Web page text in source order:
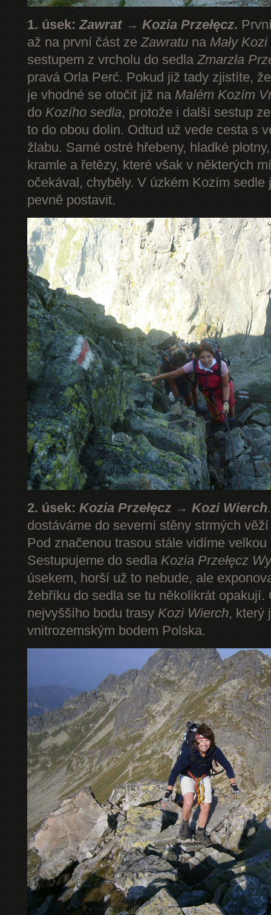
1. úsek:Zawrat → Kozia Przełęcz.
až na první část zeZawratu naMały Kozi
sestupem z vrcholu do sedlaZmarzła
pravá Orla Perć. Pokud již tady zjistíte,
je vhodné se otočit již na Malém Kozím
do Kozího sedla, protože i další sestup
to do obou dolin. Odtud už vede cesta s
žlabu. Samé ostré hřebeny, hladké
kramle a řetězy, které však v některých
očekával, chyběly. V úzkém Kozím sedle
pevně postavit.
2. úsek: Kozia Przełęcz → Kozi Wierch
dostáváme do severní stěny strmých
Pod značenou trasou stále vidíme
Sestupujeme do sedla Kozia Przełęcz
úsekem, horší už to nebude, ale
žebříku do sedla se tu několikrát opakují.
nejvyššího bodu trasy Kozi Wierch, který
vnitrozemským bodem Polska.